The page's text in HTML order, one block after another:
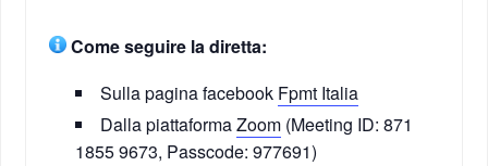
Come seguire la diretta:
Sulla pagina facebook Fpmt Italia
Dalla piattaformaZoom (Meeting ID: 871
1855 9673, Passcode: 977691)